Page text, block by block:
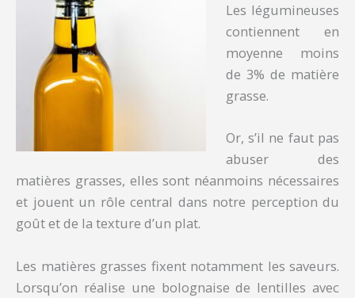
Les légumineuses
contiennent en
moyenne moins
de 3% de matière
grasse.
Or, s’il ne faut pas
abuser des
matières grasses, elles sont néanmoins nécessaires
et jouent un rôle central dans notre perception du
goût et de la texture d’un plat.
Les matières grasses fixent notamment les saveurs.
Lorsqu’on réalise une bolognaise de lentilles avec